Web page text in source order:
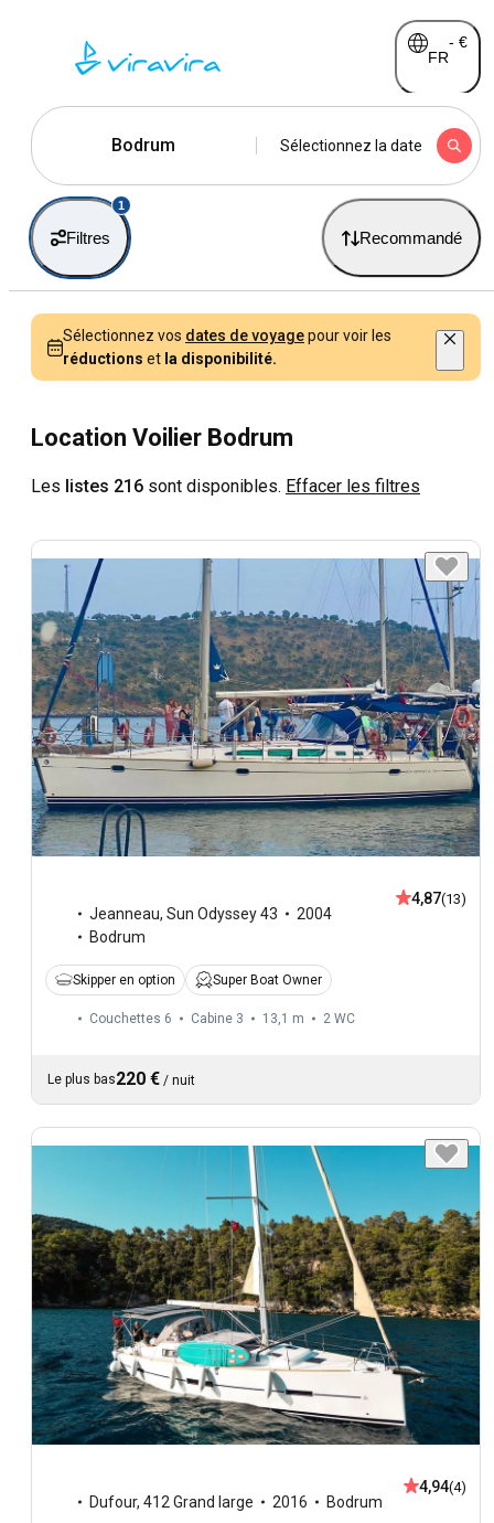
FR
- €
Bodrum Sélectionnez la date
Filtres
1
Recommandé
Sélectionnez vos dates de voyagepour voir les
réductions et la disponibilité.
Location Voilier Bodrum
Les listes 216 sont disponibles. Effacer les filtres
Jeanneau, Sun Odyssey 43
2004
Bodrum
4,87(13)
Skipper en option Super Boat Owner
Couchettes 6 Cabine 3 13,1 m 2 WC
Le plus bas220 € / nuit
Dufour, 412 Grand large 2016 Bodrum
4,94(4)